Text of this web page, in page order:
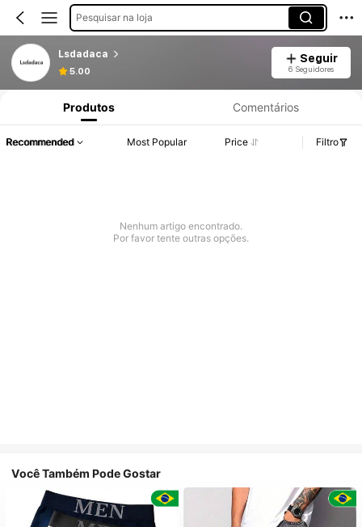
Pesquisar na loja
Lsdadaca
5.00
Seguir
6 Seguidores
Produtos Comentários
Recommended Most Popular Price Filtro
Nenhum artigo encontrado.
Por favor tente outras opções.
Você Também Pode Gostar